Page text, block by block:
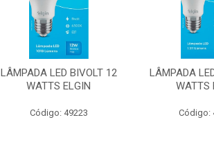
LÂMPADA LED BIVOLT 12
WATTS ELGIN
Código: 49223
LÂMPADA
WATTS
Código: